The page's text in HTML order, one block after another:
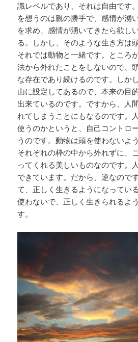
識レベルであり、それは自由です
を想うのは親の勝手で、感情が湧
を求め、感情が湧いてきたら欲し
る。しかし、そのような生き方は
それでは動物と一緒です。ところ
法から外れたことをしないので、
な存在であり続けるのです。しか
由に設定してあるので、本来の目
出来ているのです。ですから、人
れてしまうことにもなるのです。
使うのかというと、自己コントロ
うのです。動物は頭を使わないよ
それぞれの枠の中から外れずに、
ってくれる美しいものなのです。
できています。だから、逆なので
て、正しく生きるようになってい
使わないで、正しく生きられるよ
す。